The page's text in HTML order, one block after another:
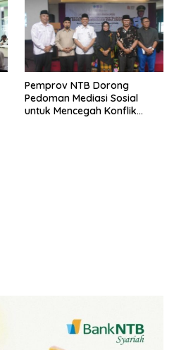
Pemprov NTB Dorong
Pedoman Mediasi Sosial
untuk Mencegah Konflik